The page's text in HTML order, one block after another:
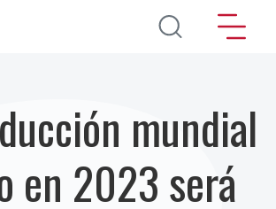
Pasar al contenido principal
mundial
en 2023 será